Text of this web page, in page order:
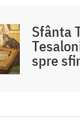
Sfânta
spre